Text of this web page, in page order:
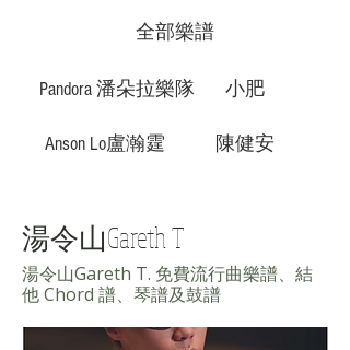
全部樂譜
Pandora 潘朵拉樂隊
Anson Lo盧瀚霆
小肥
陳健安
湯令山Gareth T
湯令山Gareth T. 免費流行曲樂譜、結
他 Chord 譜、琴譜及鼓譜